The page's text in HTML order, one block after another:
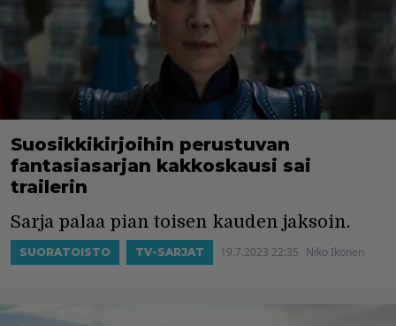
Suosikkikirjoihin perustuvan
fantasiasarjan kakkoskausi sai
trailerin
Sarja palaa pian toisen kauden jaksoin.
SUORATOISTO TV-SARJAT 19.7.2023 22:35 Niko Ikonen